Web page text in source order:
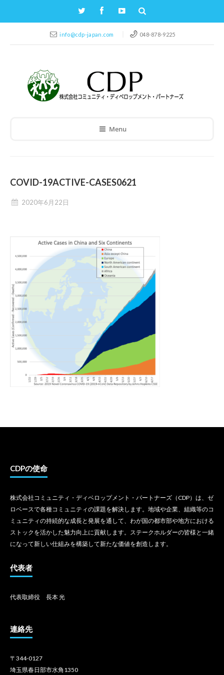
info@cdp-japan.com 048-878-9225
Menu
COVID-19ACTIVE-CASES0621
2020年6月22日
CDPの使命
株式会社コミュニティ・ディベロップメント・パートナーズ（CDP）は、ゼ
ロベースで各種コミュニティの課題を解決します。地域や企業、組織等のコ
ミュニティの持続的な成長と発展を通して、わが国の都市部や地方における
ストックを活かした魅力向上に貢献します。ステークホルダーの皆様と一緒
になって新しい仕組みを構築して新たな価値を創造します。
代表者
代表取締役 長本 光
連絡先
〒344-0127
埼玉県春日部市水角1350